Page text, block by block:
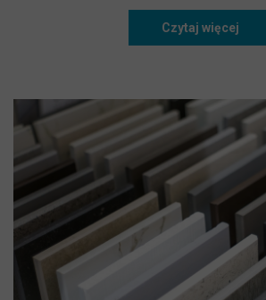
Czytaj więcej